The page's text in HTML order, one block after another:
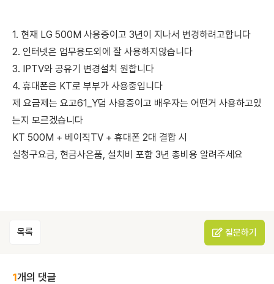
1. 현재 LG 500M 사용중이고 3년이 지나서 변경하려고합니다
2. 인터넷은 업무용도외에 잘 사용하지않습니다
3. IPTV와 공유기 변경설치 원합니다
4. 휴대폰은 KT로 부부가 사용중입니다
제 요금제는 요고61_Y덤 사용중이고 배우자는 어떤거 사용하고있
는지 모르겠습니다
KT 500M + 베이직TV + 휴대폰 2대 결합 시
실청구요금, 현금사은품, 설치비 포함 3년 총비용 알려주세요
목록 질문하기
1개의 댓글